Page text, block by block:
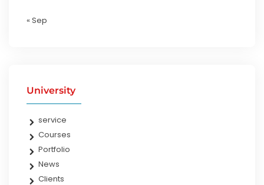
« Sep
University
service
Courses
Portfolio
News
Clients